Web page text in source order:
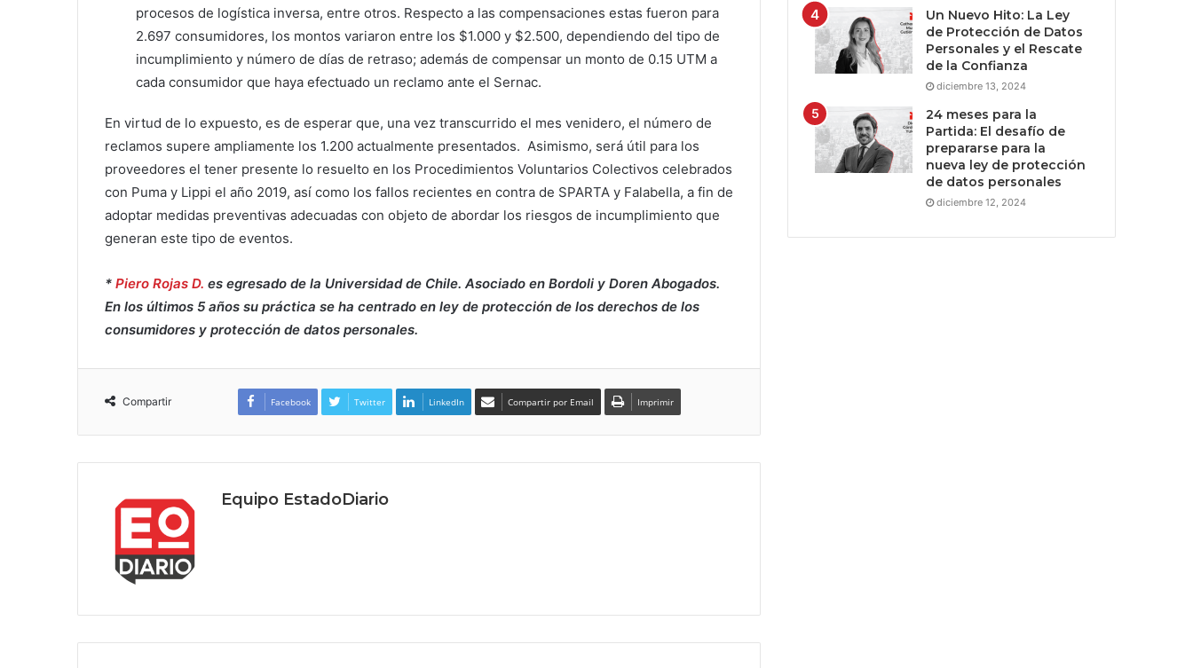
procesos de logística inversa, entre otros. Respecto a las compensaciones estas fueron para
2.697 consumidores, los montos variaron entre los $1.000 y $2.500, dependiendo del tipo de
incumplimiento y número de días de retraso; además de compensar un monto de 0.15 UTM a
cada consumidor que haya efectuado un reclamo ante el Sernac.
En virtud de lo expuesto, es de esperar que, una vez transcurrido el mes venidero, el número de
reclamos supere ampliamente los 1.200 actualmente presentados. Asimismo, será útil para los
proveedores el tener presente lo resuelto en los Procedimientos Voluntarios Colectivos celebrados
con Puma y Lippi el año 2019, así como los fallos recientes en contra de SPARTA y Falabella, a fin de
adoptar medidas preventivas adecuadas con objeto de abordar los riesgos de incumplimiento que
generan este tipo de eventos.
* Piero Rojas D. es egresado de la Universidad de Chile. Asociado en Bordoli y Doren Abogados.
En los últimos 5 años su práctica se ha centrado en ley de protección de los derechos de los
consumidores y protección de datos personales.
Compartir Facebook Twitter LinkedIn Compartir por Email Imprimir
Equipo EstadoDiario
Un Nuevo Hito: La Ley
de Protección de Datos
Personales y el Rescate
de la Confianza
diciembre 13, 2024
24 meses para la
Partida: El desafío de
prepararse para la
nueva ley de protección
de datos personales
diciembre 12, 2024